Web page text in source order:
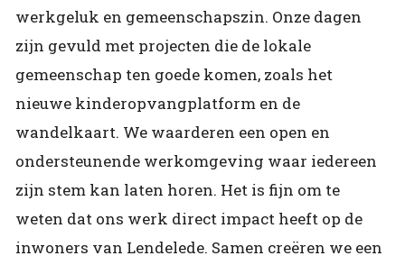
werkgeluk en gemeenschapszin. Onze dagen
zijn gevuld met projecten die de lokale
gemeenschap ten goede komen, zoals het
nieuwe kinderopvangplatform en de
wandelkaart. We waarderen een open en
ondersteunende werkomgeving waar iedereen
zijn stem kan laten horen. Het is fijn om te
weten dat ons werk direct impact heeft op de
inwoners van Lendelede. Samen creëren we een